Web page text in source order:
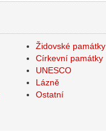
Židovské památky
Církevní památky
UNESCO
Lázně
Ostatní